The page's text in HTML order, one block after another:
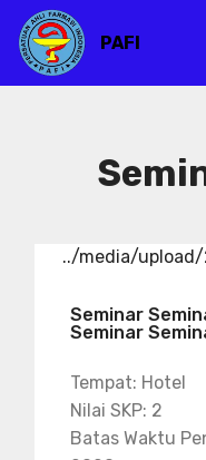
PAFI
../media/
Seminar
Seminar
Tempat: Hotel
Nilai SKP: 2
Batas Waktu